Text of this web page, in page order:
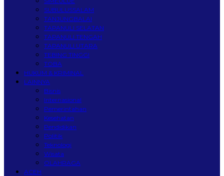
SUBULUSSALAM
TANJUNGBALAI
TAPANULI SELATAN
TAPANULI TENGAH
TAPANULI UTARA
TEBING TINGGI
TOBA
HUKUM & KRIMINAL
LAINNYA
Bisnis
Internasional
Pemerintahan
Kesehatan
Pendidikan
Politik
Teknologi
Wisata
OLAHRAGA
ACEH